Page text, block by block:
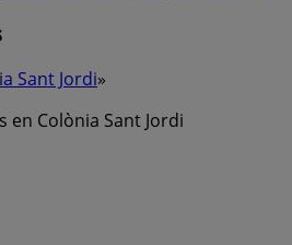
Sant Jordi»
en Colònia Sant Jordi